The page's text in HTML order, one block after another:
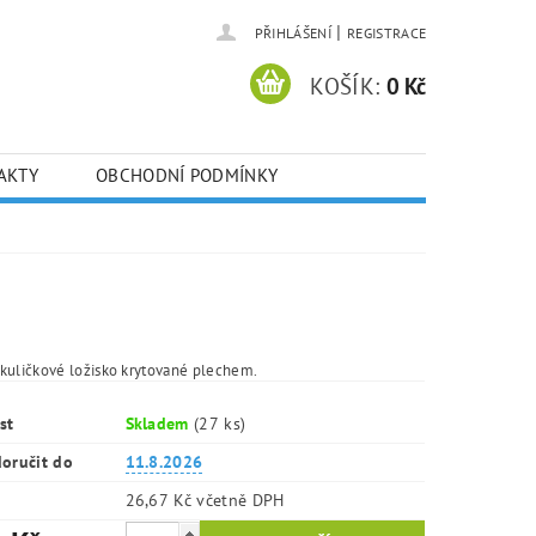
PŘIHLÁŠENÍ | REGISTRACE
KOŠÍK: 0 Kč
OBCHODNÍ PODMÍNKY
ložisko krytované plechem.
Skladem(27 ks)
do
11.8.2026
26,67 Kč včetně DPH